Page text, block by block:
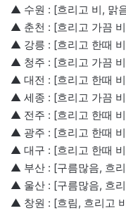
▲ 수원 : [흐리고 비, 맑
▲ 춘천 : [흐리고 가끔
▲ 강릉 : [흐리고 한때
▲ 청주 : [흐리고 가끔
▲ 대전 : [흐리고 한때
▲ 세종 : [흐리고 가끔
▲ 전주 : [흐리고 한때
▲ 광주 : [흐리고 한때
▲ 대구 : [흐리고 한때
▲ 부산 : [구름많음, 흐
▲ 울산 : [구름많음, 흐
▲ 창원 : [흐림, 흐리고